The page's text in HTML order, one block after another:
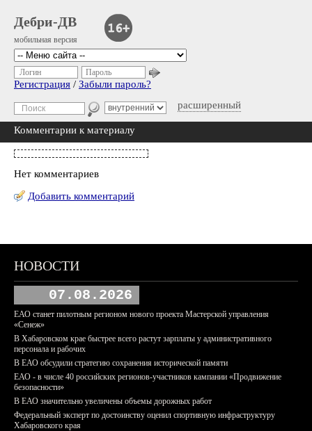
Дебри-ДВ
мобильная версия
расширенный
Логин Пароль
Регистрация / Забыли пароль?
Комментарии к материалу
Нет комментариев
Добавить комментарий
НОВОСТИ
07.08.2026
ЕАО станет пилотным регионом нового проекта Мастерской управления
«Сенеж»
В Хабаровском крае быстрее всего растут зарплаты у административного
персонала и рабочих
В ЕАО обсудили стратегию сохранения исторической памяти
ЕАО - в числе 40 российских регионов-участников кампании «Продвижение
безопасности»
В ЕАО значительно увеличены объемы дорожных работ
Федеральный эксперт по достоинству оценил спортивную инфраструктуру
Хабаровского края